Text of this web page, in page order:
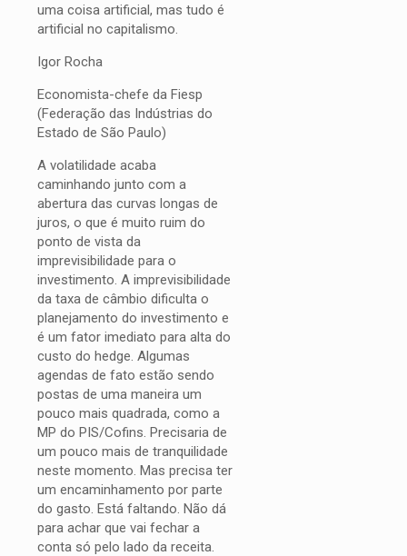
uma coisa artificial, mas tudo é
artificial no capitalismo.
Igor Rocha
Economista-chefe da Fiesp
(Federação das Indústrias do
Estado de São Paulo)
A volatilidade acaba
caminhando junto com a
abertura das curvas longas de
juros, o que é muito ruim do
ponto de vista da
imprevisibilidade para o
investimento. A imprevisibilidade
da taxa de câmbio dificulta o
planejamento do investimento e
é um fator imediato para alta do
custo do hedge. Algumas
agendas de fato estão sendo
postas de uma maneira um
pouco mais quadrada, como a
MP do PIS/Cofins. Precisaria de
um pouco mais de tranquilidade
neste momento. Mas precisa ter
um encaminhamento por parte
do gasto. Está faltando. Não dá
para achar que vai fechar a
conta só pelo lado da receita.